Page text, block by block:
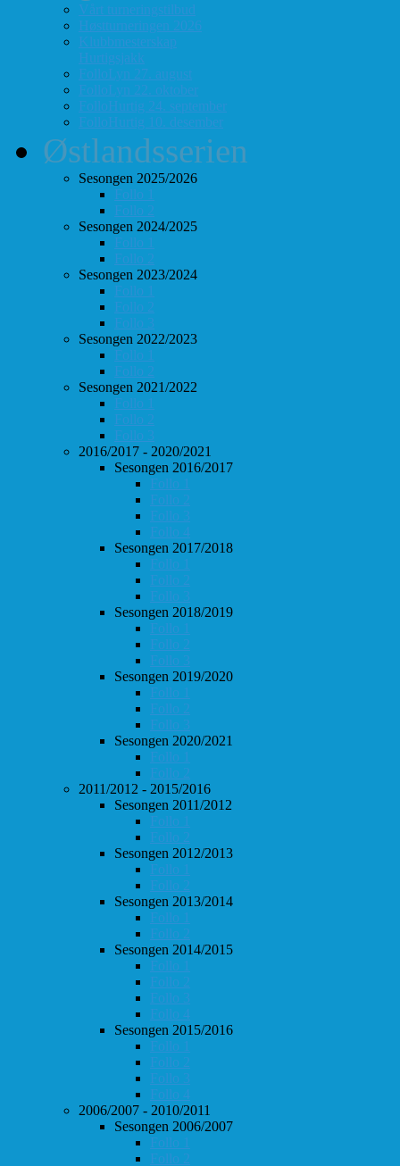
Vårt turneringstilbud
Høstturneringen 2026
Klubbmesterskap
Hurtigsjakk
FolloLyn 27. august
FolloLyn 22. oktober
FolloHurtig 24. september
FolloHurtig 10. desember
Østlandsserien
Sesongen 2025/2026
Follo 1
Follo 2
Sesongen 2024/2025
Follo 1
Follo 2
Sesongen 2023/2024
Follo 1
Follo 2
Follo 3
Sesongen 2022/2023
Follo 1
Follo 2
Sesongen 2021/2022
Follo 1
Follo 2
Follo 3
2016/2017 - 2020/2021
Sesongen 2016/2017
Follo 1
Follo 2
Follo 3
Follo 4
Sesongen 2017/2018
Follo 1
Follo 2
Follo 3
Sesongen 2018/2019
Follo 1
Follo 2
Follo 3
Sesongen 2019/2020
Follo 1
Follo 2
Follo 3
Sesongen 2020/2021
Follo 1
Follo 2
2011/2012 - 2015/2016
Sesongen 2011/2012
Follo 1
Follo 2
Sesongen 2012/2013
Follo 1
Follo 2
Sesongen 2013/2014
Follo 1
Follo 2
Sesongen 2014/2015
Follo 1
Follo 2
Follo 3
Follo 4
Sesongen 2015/2016
Follo 1
Follo 2
Follo 3
Follo 4
2006/2007 - 2010/2011
Sesongen 2006/2007
Follo 1
Follo 2